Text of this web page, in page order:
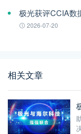
2026-07-20
相关文章